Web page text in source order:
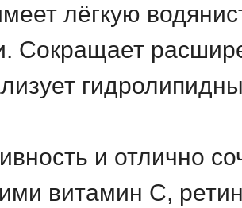
лёгкую
Сокращает
и отлично
витамин C,